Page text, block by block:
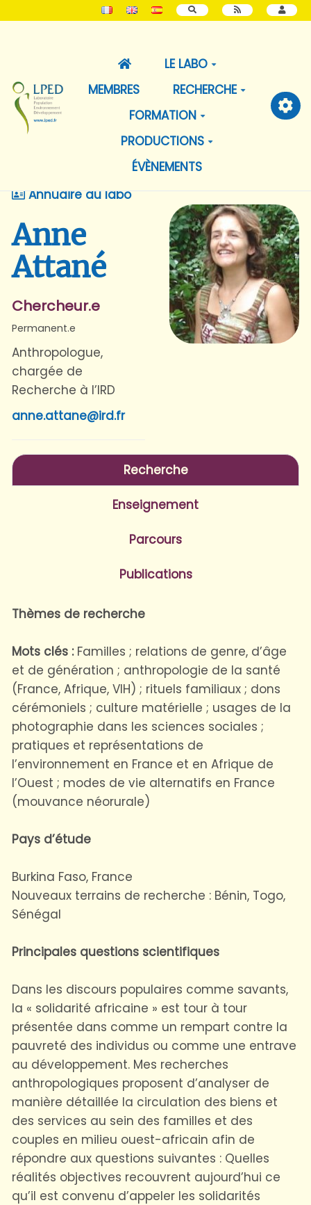
RECHERCHER
LE LABO
MEMBRES
RECHERCHE
FORMATION
PRODUCTIONS
ÉVÈNEMENTS
Annuaire du labo
Anne
Attané
Chercheur.e
Permanent.e
Anthropologue,
chargée de
Recherche à l’IRD
anne.attane@ird.fr
Recherche
Enseignement
Parcours
Publications
Thèmes de recherche
Mots clés :Familles ; relations de genre, d’âge
et de génération ; anthropologie de la santé
(France, Afrique, VIH) ; rituels familiaux ; dons
cérémoniels ; culture matérielle ; usages de la
photographie dans les sciences sociales ;
pratiques et représentations de
l’environnement en France et en Afrique de
l’Ouest ; modes de vie alternatifs en France
(mouvance néorurale)
Pays d’étude
Burkina Faso, France
Nouveaux terrains de recherche : Bénin, Togo,
Sénégal
Principales questions scientifiques
Dans les discours populaires comme savants,
la « solidarité africaine » est tour à tour
présentée dans comme un rempart contre la
pauvreté des individus ou comme une entrave
au développement. Mes recherches
anthropologiques proposent d’analyser de
manière détaillée la circulation des biens et
des services au sein des familles et des
couples en milieu ouest-africain afin de
répondre aux questions suivantes : Quelles
réalités objectives recouvrent aujourd’hui ce
qu’il est convenu d’appeler les solidarités